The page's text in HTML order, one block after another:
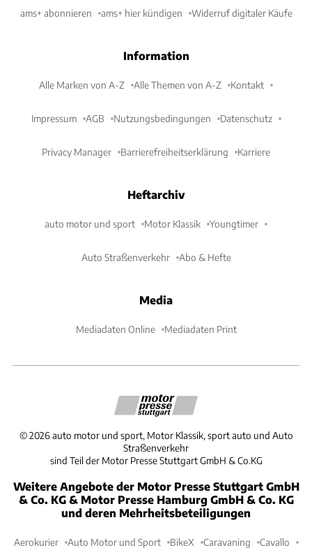
ams+ abonnieren ams+ hier kündigen Widerruf digitaler Käufe
Information
Alle Marken von A-Z Alle Themen von A-Z Kontakt
Impressum AGB Nutzungsbedingungen Datenschutz
Privacy Manager Barrierefreiheitserklärung Karriere
Heftarchiv
auto motor und sport Motor Klassik Youngtimer
Auto Straßenverkehr Abo & Hefte
Media
Mediadaten Online Mediadaten Print
©2026 auto motor und sport, Motor Klassik, sport auto und Auto
Straßenverkehr
sind Teil der Motor Presse Stuttgart GmbH & Co.KG
Weitere Angebote der Motor Presse Stuttgart GmbH
& Co. KG & Motor Presse Hamburg GmbH & Co. KG
und deren Mehrheitsbeteiligungen
Aerokurier Auto Motor und Sport BikeX Caravaning Cavallo